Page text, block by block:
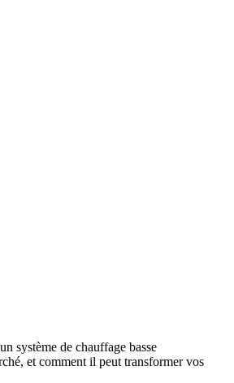
système de chauffage basse
et comment il peut transformer vos